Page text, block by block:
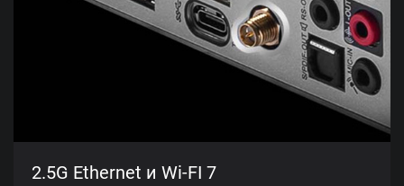
2.5G Ethernet и Wi-FI 7